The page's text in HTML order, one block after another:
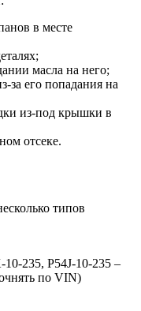
в месте
масла на него;
за его попадания на
из-под крышки в
отсеке.
типов
235, P54J-10-235 –
по VIN)